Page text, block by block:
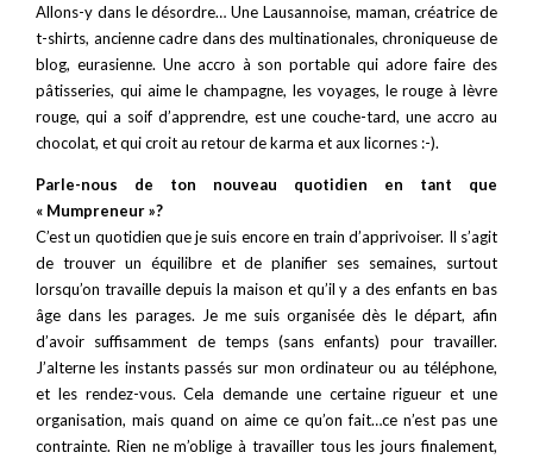
Allons-y dans le désordre… Une Lausannoise, maman, créatrice de
t-shirts, ancienne cadre dans des multinationales, chroniqueuse de
blog, eurasienne. Une accro à son portable qui adore faire des
pâtisseries, qui aime le champagne, les voyages, le rouge à lèvre
rouge, qui a soif d’apprendre, est une couche-tard, une accro au
chocolat, et qui croit au retour de karma et aux licornes :-).
Parle-nous de ton nouveau quotidien en tant que
« Mumpreneur »?
C’est un quotidien que je suis encore en train d’apprivoiser. Il s’agit
de trouver un équilibre et de planifier ses semaines, surtout
lorsqu’on travaille depuis la maison et qu’il y a des enfants en bas
âge dans les parages. Je me suis organisée dès le départ, afin
d’avoir suffisamment de temps (sans enfants) pour travailler.
J’alterne les instants passés sur mon ordinateur ou au téléphone,
et les rendez-vous. Cela demande une certaine rigueur et une
organisation, mais quand on aime ce qu’on fait…ce n’est pas une
contrainte. Rien ne m’oblige à travailler tous les jours finalement,